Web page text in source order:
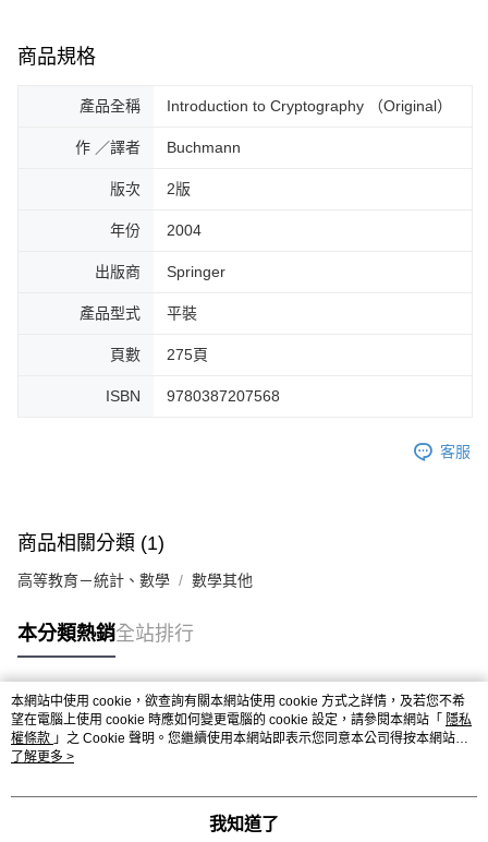
商品規格
產品全稱 Introduction to Cryptography （Original）
作 ／譯者 Buchmann
版次 2版
年份 2004
出版商 Springer
產品型式 平裝
頁數 275頁
ISBN 9780387207568
客服
商品相關分類 (1)
高等教育－統計、數學 數學其他
本分類熱銷全站排行
熱門標籤
本網站中使用 cookie，欲查詢有關本網站使用 cookie 方式之詳情，及若您不希
望在電腦上使用 cookie 時應如何變更電腦的 cookie 設定，請參閱本網站「 隱私
權條款 」之 Cookie 聲明。您繼續使用本網站即表示您同意本公司得按本網站使
用條款之 Cookie 聲明使用 cookie。
了解更多 >
我知道了